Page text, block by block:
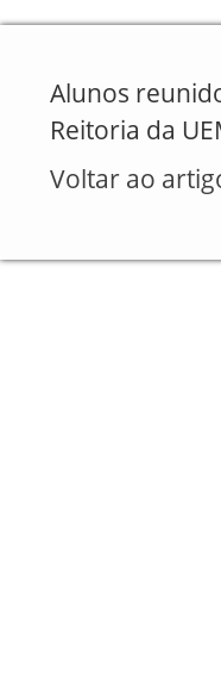
Alunos
Reitoria da
Voltar ao